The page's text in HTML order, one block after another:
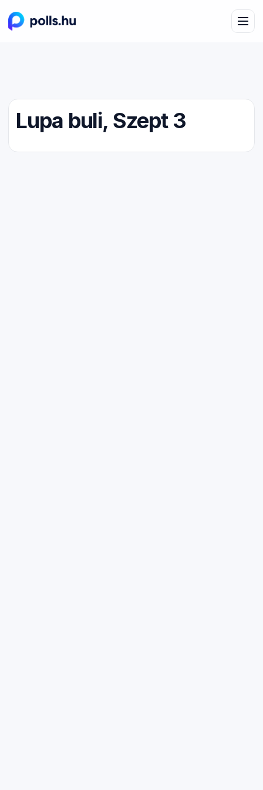
Lupa buli, Szept 3